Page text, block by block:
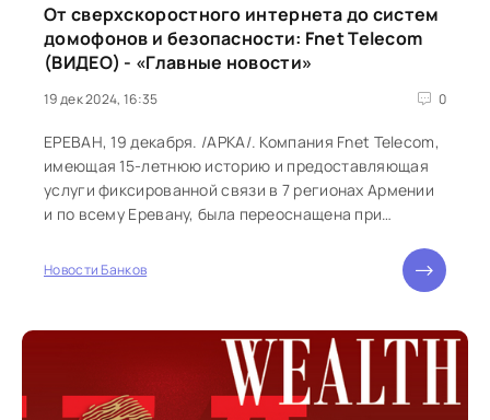
От сверхскоростного интернета до систем
домофонов и безопасности: Fnet Telecom
(ВИДЕО) - «Главные новости»
19 дек 2024, 16:35 0
ЕРЕВАН, 19 декабря. /АРКА/. Компания Fnet Telecom,
имеющая 15-летнюю историю и предоставляющая
услуги фиксированной связи в 7 регионах Армении
и по всему Еревану, была переоснащена при
Лизинг», сообщает пресс-служба Акба банка. Это
Новости Банков